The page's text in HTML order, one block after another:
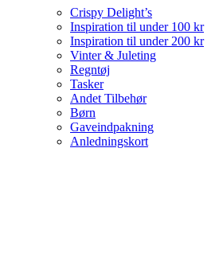
Crispy Delight’s
Inspiration til under 100 kr
Inspiration til under 200 kr
Vinter & Juleting
Regntøj
Tasker
Andet Tilbehør
Børn
Gaveindpakning
Anledningskort